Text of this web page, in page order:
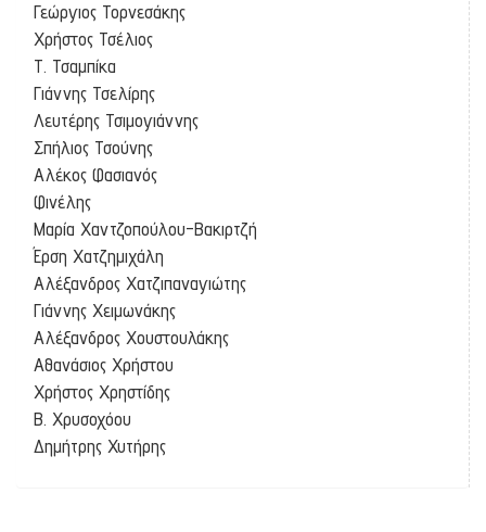
Γεώργιος Τορνεσάκης
Χρήστος Τσέλιος
Τ. Τσαμπίκα
Γιάννης Τσελίρης
Λευτέρης Τσιμογιάννης
Σπήλιος Τσούνης
Αλέκος Φασιανός
Φινέλης
Μαρία Χαντζοπούλου-Βακιρτζή
Έρση Χατζημιχάλη
Αλέξανδρος Χατζιπαναγιώτης
Γιάννης Χειμωνάκης
Αλέξανδρος Χουστουλάκης
Αθανάσιος Χρήστου
Χρήστος Χρηστίδης
Β. Χρυσοχόου
Δημήτρης Χυτήρης